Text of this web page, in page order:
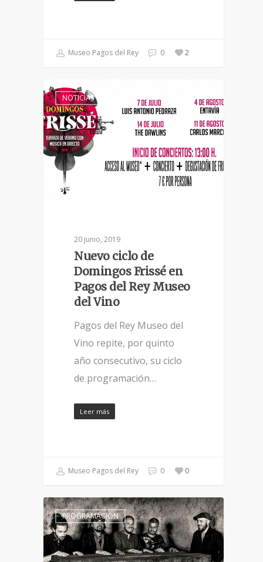
Museo Pagos del Rey 0 2
NOTICIAS
20 junio, 2019
Nuevo ciclo de
Domingos Frissé en
Pagos del Rey Museo
del Vino
Pagos del Rey Museo del
Vino repite, por quinto
año consecutivo, su ciclo
de programación…
Leer más
Museo Pagos del Rey 0 0
PROGRAMACIÓN